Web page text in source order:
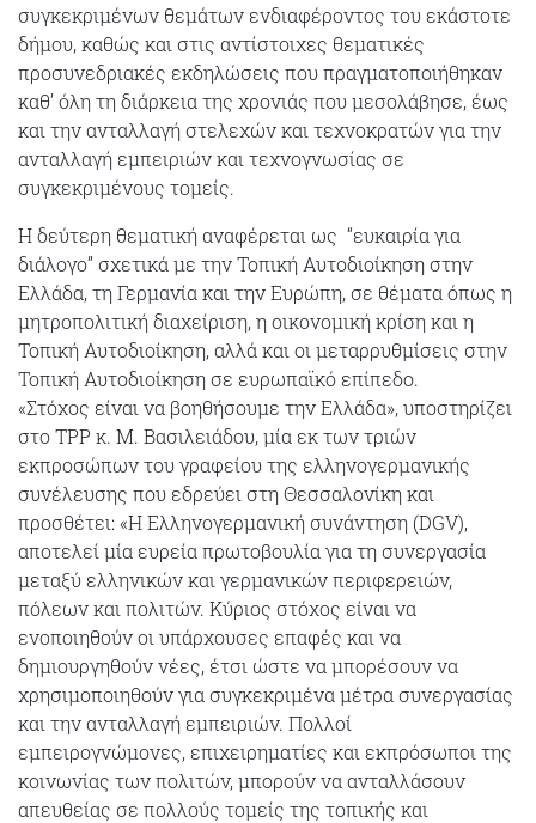
συγκεκριμένων θεμάτων ενδιαφέροντος του εκάστοτε
δήμου, καθώς και στις αντίστοιχες θεματικές
προσυνεδριακές εκδηλώσεις που πραγματοποιήθηκαν
καθ’ όλη τη διάρκεια της χρονιάς που μεσολάβησε, έως
και την ανταλλαγή στελεχών και τεχνοκρατών για την
ανταλλαγή εμπειριών και τεχνογνωσίας σε
συγκεκριμένους τομείς.
Η δεύτερη θεματική αναφέρεται ως “ευκαιρία για
διάλογο” σχετικά με την Τοπική Αυτοδιοίκηση στην
Ελλάδα, τη Γερμανία και την Ευρώπη, σε θέματα όπως η
μητροπολιτική διαχείριση, η οικονομική κρίση και η
Τοπική Αυτοδιοίκηση, αλλά και οι μεταρρυθμίσεις στην
Τοπική Αυτοδιοίκηση σε ευρωπαϊκό επίπεδο.
«Στόχος είναι να βοηθήσουμε την Ελλάδα», υποστηρίζει
στο ΤPP κ. Μ. Βασιλειάδου, μία εκ των τριών
εκπροσώπων του γραφείου της ελληνογερμανικής
συνέλευσης που εδρεύει στη Θεσσαλονίκη και
προσθέτει: «Η Ελληνογερμανική συνάντηση (DGV),
αποτελεί μία ευρεία πρωτοβουλία για τη συνεργασία
μεταξύ ελληνικών και γερμανικών περιφερειών,
πόλεων και πολιτών. Κύριος στόχος είναι να
ενοποιηθούν οι υπάρχουσες επαφές και να
δημιουργηθούν νέες, έτσι ώστε να μπορέσουν να
χρησιμοποιηθούν για συγκεκριμένα μέτρα συνεργασίας
και την ανταλλαγή εμπειριών. Πολλοί
εμπειρογνώμονες, επιχειρηματίες και εκπρόσωποι της
κοινωνίας των πολιτών, μπορούν να ανταλλάσουν
απευθείας σε πολλούς τομείς της τοπικής και